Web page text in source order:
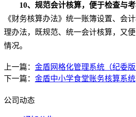
10、规范会计核算，便于检查与考
《财务核算办法》统一账簿设置、会
理办法，既规范、统一会计核算，又
情况。
上一篇： 金盾网格化管理系统（纪委版
下一篇： 金盾中小学食堂账务核算系统
公司动态